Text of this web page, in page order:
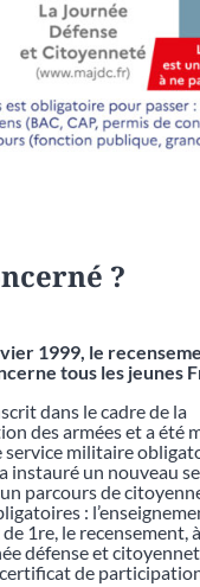
?
1999, le
tous les jeunes
dans le cadre de la
des armées et a été
service militaire
instauré un nouveau
parcours de
:
1re, le recensement, à
défense et
de